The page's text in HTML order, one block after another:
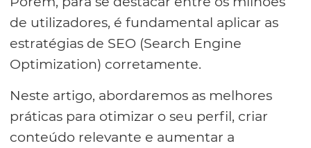
de utilizadores, é fundamental aplicar as
estratégias de SEO (Search Engine
Optimization) corretamente.
Neste artigo, abordaremos as melhores
práticas para otimizar o seu perfil, criar
conteúdo relevante e aumentar a